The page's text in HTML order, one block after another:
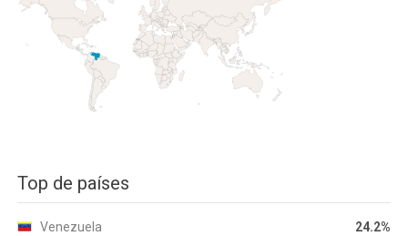
Top de países
Venezuela 24.2%